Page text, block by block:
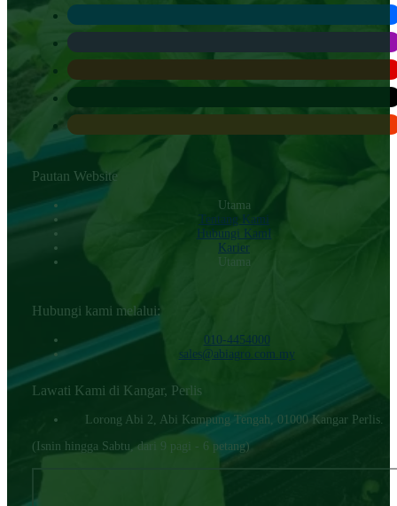
Pautan Website
Utama
Tentang Kami
Hubungi KamI
Karier
Utama
Hubungi kami melalui:
010-4454000‬
sales@abiagro.com.my
Lawati Kami di Kangar, Perlis
Lorong Abi 2, Abi Kampung Tengah, 01000 Kangar Perlis.
(Isnin hingga Sabtu, dari 9 pagi - 6 petang)